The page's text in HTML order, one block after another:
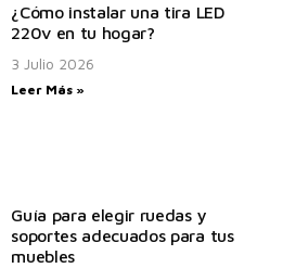
¿Cómo instalar una tira LED
220v en tu hogar?
3 Julio 2026
Leer Más »
Guía para elegir ruedas y
soportes adecuados para tus
muebles